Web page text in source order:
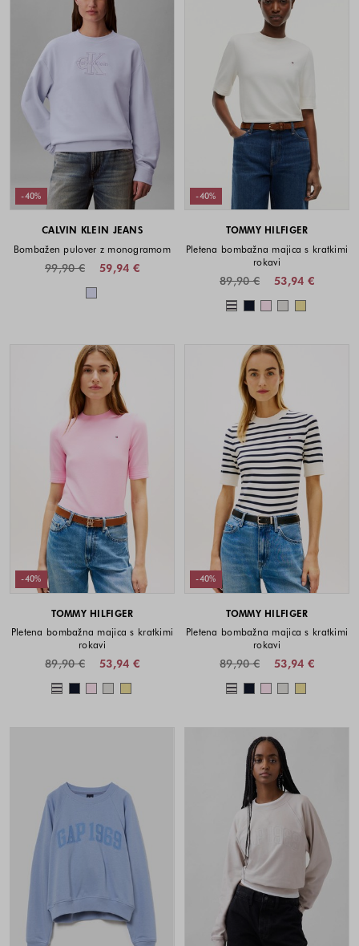
-40%
CALVIN KLEIN JEANS
Bombažen pulover z monogramom
59,94 €
99,90 €
Barve na voljo
-40%
TOMMY HILFIGER
Pletena bombažna majica s kratkimi
rokavi
53,94 €
89,90 €
Barve na voljo
-40%
TOMMY HILFIGER
Pletena bombažna majica s kratkimi
rokavi
53,94 €
89,90 €
Barve na voljo
-40%
TOMMY HILFIGER
Pletena bombažna majica s kratkimi
rokavi
53,94 €
89,90 €
Barve na voljo